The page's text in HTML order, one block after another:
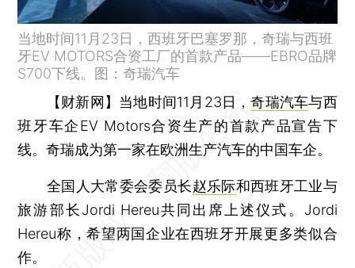
当地时间11月23日，西班牙巴塞罗那，奇瑞与西班
牙EV MOTORS合资工厂的首款产品——EBRO品牌
S700下线。图：奇瑞汽车
【财新网】 当地时间11月23日，奇瑞汽车与西
班牙车企EV Motors合资生产的首款产品宣告下
线。奇瑞成为第一家在欧洲生产汽车的中国车企。
全国人大常委会委员长赵乐际和西班牙工业与
旅游部长Jordi Hereu共同出席上述仪式。Jordi
Hereu称，希望两国企业在西班牙开展更多类似合
作。